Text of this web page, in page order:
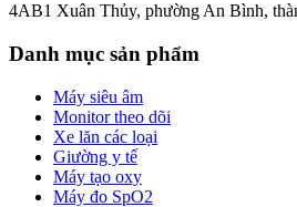
4AB1 Xuân Thủy, phường An Bình,
Danh mục sản phẩm
Máy siêu âm
Monitor theo dõi
Xe lăn các loại
Giường y tế
Máy tạo oxy
Máy đo SpO2